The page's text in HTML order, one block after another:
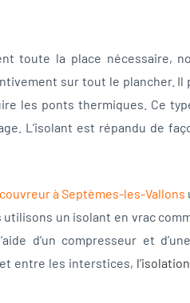
toute la place nécessaire,
sur tout le plancher. Il
les ponts thermiques. Ce
L’isolant est répandu de
couvreur à Septèmes-les-Vallons
un isolant en vrac
d’un compresseur et
entre les interstices, l’